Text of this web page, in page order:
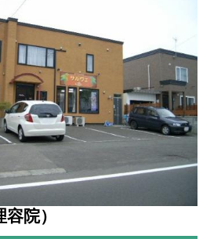
院）